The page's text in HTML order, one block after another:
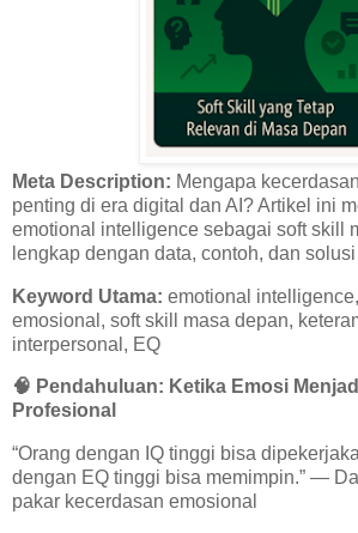
Meta Description: Mengapa
penting di era digital dan AI? Artikel ini
emotional intelligence sebagai soft skill
lengkap dengan data, contoh, dan
Keyword Utama: emotional
emosional, soft skill masa depan,
interpersonal, EQ
🧠 Pendahuluan: Ketika Emosi
Profesional
“Orang dengan IQ tinggi bisa
dengan EQ tinggi bisa memimpin.” —
pakar kecerdasan emosional